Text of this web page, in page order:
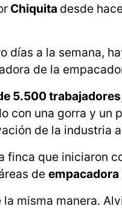
Chiquita desde
días a la semana,
de la
5.500 trabajadores
con una gorra y
de la industria
finca que iniciaron
de
misma manera.